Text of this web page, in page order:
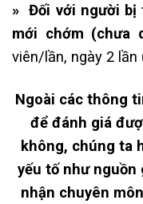
» Đối với người bị
mới chớm (chưa
viên/lần, ngày 2
Ngoài các thông
để đánh giá
không, chúng ta
yếu tố như nguồn
nhận chuyên